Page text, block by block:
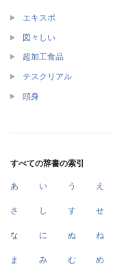
エキスポ
図々しい
超加工食品
テスクリアル
頭身
すべての辞書の索引
あ い う え
さ し す せ
な に ぬ ね
ま み む め